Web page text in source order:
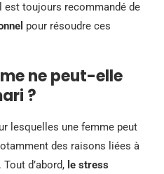
est toujours recommandé de
pour résoudre ces
ne peut-elle
?
lesquelles une femme peut
des raisons liées à
d’abord, le stress